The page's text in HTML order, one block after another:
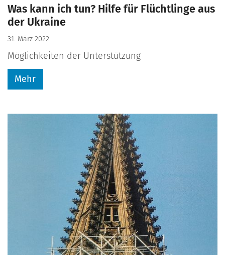
Was kann ich tun? Hilfe für Flüchtlinge aus
der Ukraine
31. März 2022
Möglichkeiten der Unterstützung
Mehr